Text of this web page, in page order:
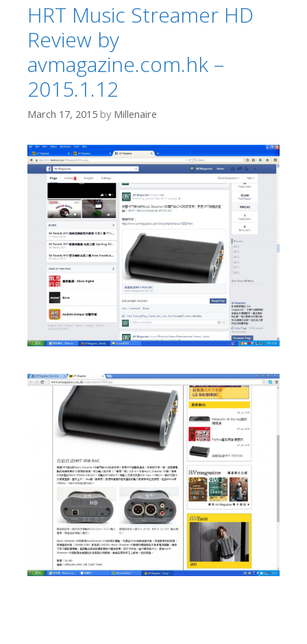
HRT Music Streamer HD
Review by
avmagazine.com.hk –
2015.1.12
March 17, 2015 by Millenaire